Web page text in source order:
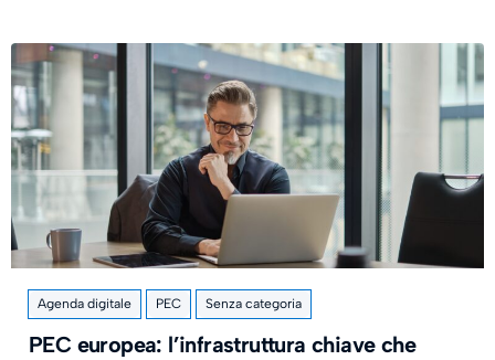
Agenda digitale PEC Senza categoria
PEC europea: l’infrastruttura chiave che